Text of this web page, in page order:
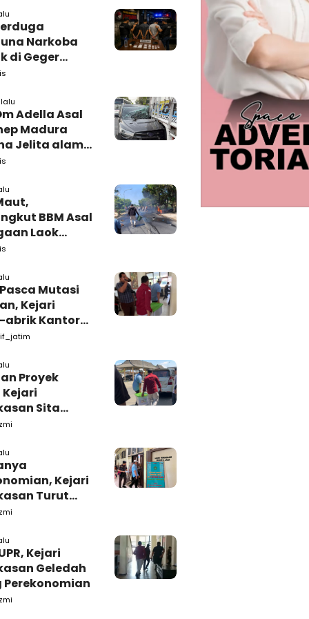
Narkoba
di Geger
Polisi
Bukti
Adella Asal
Madura
Jelita alami
di
BBM Asal
Laok
Mutasi
Kejari
abrik Kantor
Proyek
Sita
dari Ruang
Kejari
Turut
Ruang
Kejari
Geledah
Perekonomian